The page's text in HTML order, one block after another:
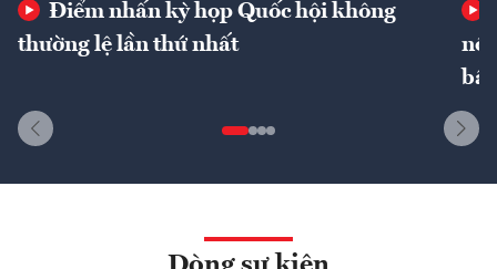
Điểm nhấn kỳ họp Quốc hội không
thường lệ lần thứ nhất